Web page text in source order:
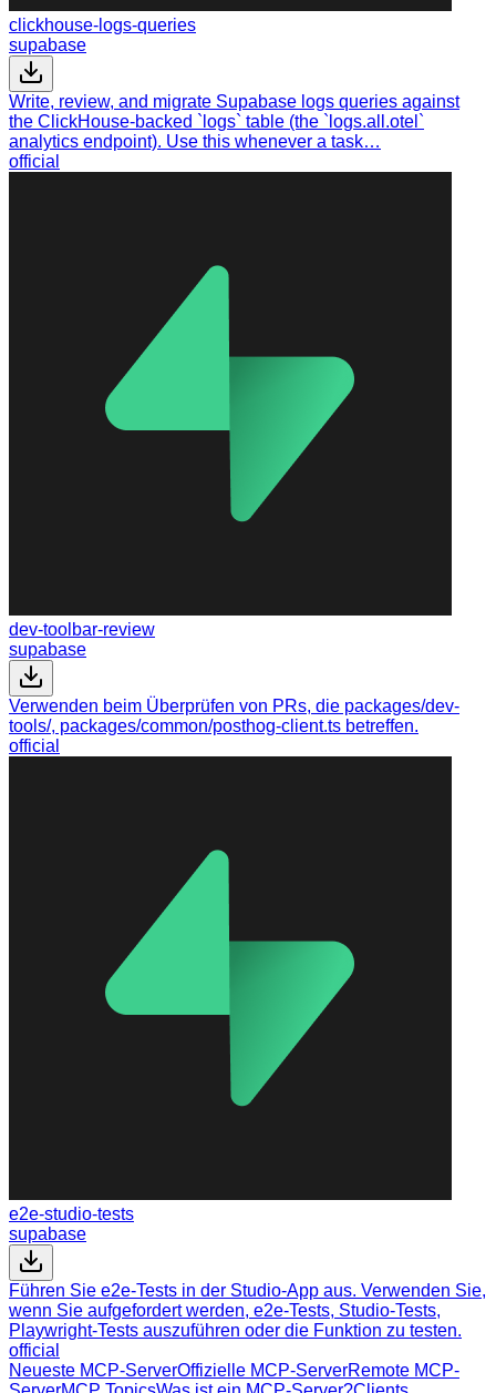
clickhouse-logs-queries
supabase
Write, review, and migrate Supabase logs queries against
the ClickHouse-backed `logs` table (the `logs.all.otel`
analytics endpoint). Use this whenever a task…
official
dev-toolbar-review
supabase
Verwenden beim Überprüfen von PRs, die packages/dev-
tools/, packages/common/posthog-client.ts betreffen.
official
e2e-studio-tests
supabase
Führen Sie e2e-Tests in der Studio-App aus. Verwenden Sie,
wenn Sie aufgefordert werden, e2e-Tests, Studio-Tests,
Playwright-Tests auszuführen oder die Funktion zu testen.
official
Neueste MCP-ServerOffizielle MCP-ServerRemote MCP-